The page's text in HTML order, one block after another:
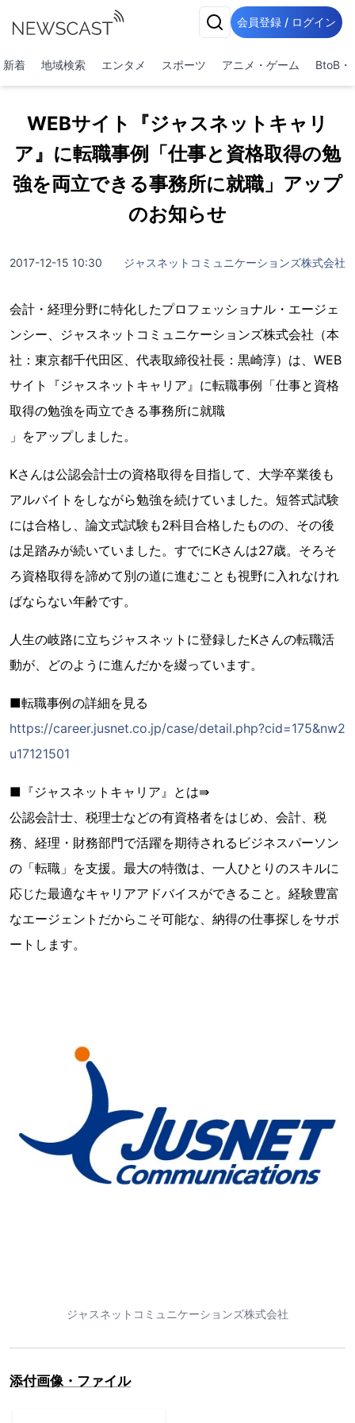
会員登録 / ログイン
新着 地域検索 エンタメ スポーツ アニメ・ゲーム BtoB・
WEBサイト『ジャスネットキャリ
ア』に転職事例「仕事と資格取得の勉
強を両立できる事務所に就職」アップ
のお知らせ
2017-12-15 10:30 ジャスネットコミュニケーションズ株式会社
会計・経理分野に特化したプロフェッショナル・エージェ
ンシー、ジャスネットコミュニケーションズ株式会社（本
社：東京都千代田区、代表取締役社長：黒崎淳）は、WEB
サイト『ジャスネットキャリア』に転職事例「仕事と資格
取得の勉強を両立できる事務所に就職
」をアップしました。
Kさんは公認会計士の資格取得を目指して、大学卒業後も
アルバイトをしながら勉強を続けていました。短答式試験
には合格し、論文式試験も2科目合格したものの、その後
は足踏みが続いていました。すでにKさんは27歳。そろそ
ろ資格取得を諦めて別の道に進むことも視野に入れなけれ
ばならない年齢です。
人生の岐路に立ちジャスネットに登録したKさんの転職活
動が、どのように進んだかを綴っています。
■転職事例の詳細を見る
https://career.jusnet.co.jp/case/detail.php?cid=175&nw2
u17121501
■『ジャスネットキャリア』とは⇛
公認会計士、税理士などの有資格者をはじめ、会計、税
務、経理・財務部門で活躍を期待されるビジネスパーソン
の「転職」を支援。最大の特徴は、一人ひとりのスキルに
応じた最適なキャリアアドバイスができること。経験豊富
なエージェントだからこそ可能な、納得の仕事探しをサポ
ートします。
ジャスネットコミュニケーションズ株式会社
添付画像・ファイル